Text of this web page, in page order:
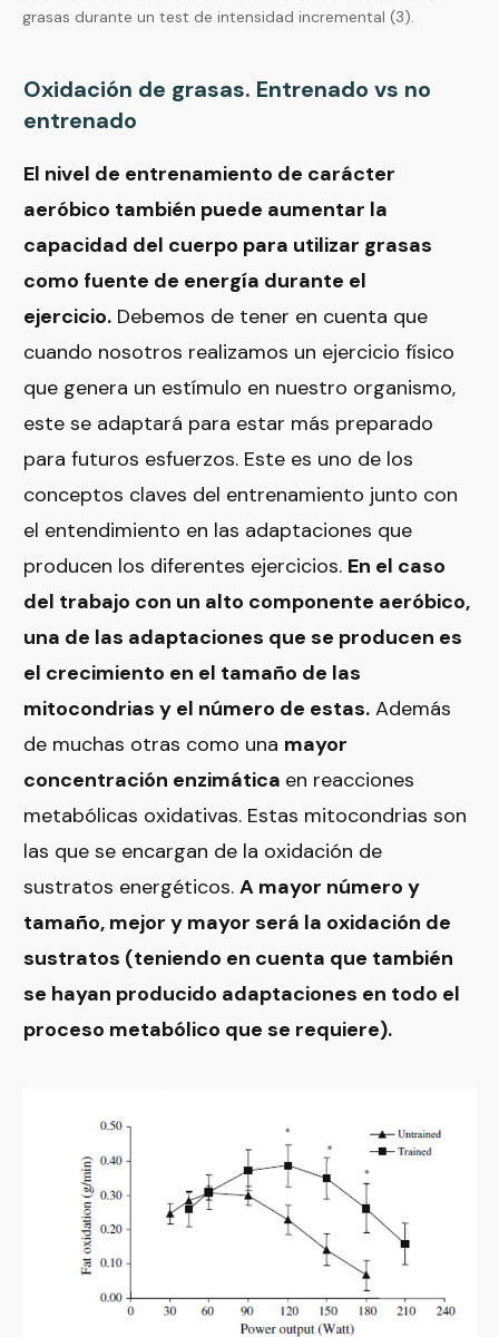
grasas durante un test de intensidad incremental (3).
Oxidación de grasas. Entrenado vs no
entrenado
El nivel de entrenamiento de carácter
aeróbico también puede aumentar la
capacidad del cuerpo para utilizar grasas
como fuente de energía durante el
ejercicio. Debemos de tener en cuenta que
cuando nosotros realizamos un ejercicio físico
que genera un estímulo en nuestro organismo,
este se adaptará para estar más preparado
para futuros esfuerzos. Este es uno de los
conceptos claves del entrenamiento junto con
el entendimiento en las adaptaciones que
producen los diferentes ejercicios. En el caso
del trabajo con un alto componente aeróbico,
una de las adaptaciones que se producen es
el crecimiento en el tamaño de las
mitocondrias y el número de estas. Además
de muchas otras como una mayor
concentración enzimática en reacciones
metabólicas oxidativas. Estas mitocondrias son
las que se encargan de la oxidación de
sustratos energéticos. A mayor número y
tamaño, mejor y mayor será la oxidación de
sustratos (teniendo en cuenta que también
se hayan producido adaptaciones en todo el
proceso metabólico que se requiere).